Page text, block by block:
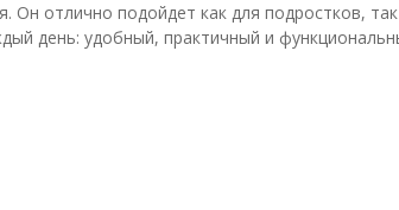
Он отлично подойдет как для подростков,
день: удобный, практичный и